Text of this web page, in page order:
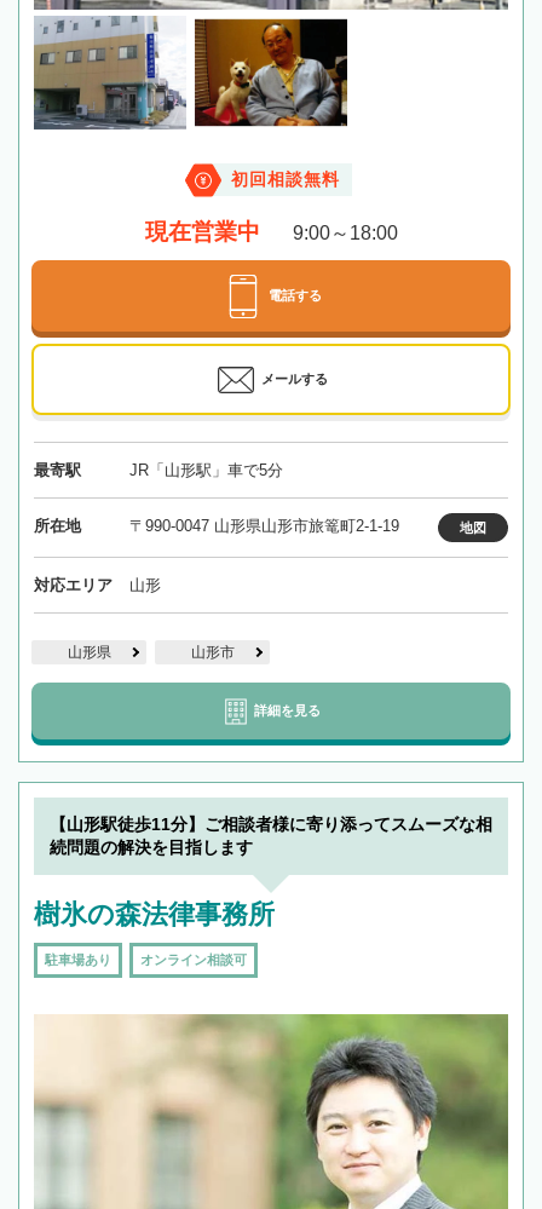
初回相談無料
現在営業中 9:00～18:00
電話する
メールする
最寄駅 JR「山形駅」車で5分
所在地 〒990-0047 山形県山形市旅篭町2-1-19 地図
対応エリア 山形
山形県 山形市
詳細を見る
【山形駅徒歩11分】ご相談者様に寄り添ってスムーズな相
続問題の解決を目指します
樹氷の森法律事務所
駐車場あり オンライン相談可